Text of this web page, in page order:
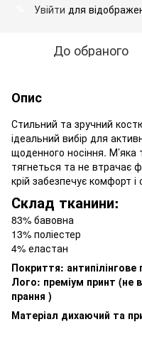
Увійти для
До обраного
Опис
Стильний та зручний
ідеальний вибір для
щоденного носіння. М’яка
тягнеться та не втрачає
крій забезпечує комфорт і
Склад тканини:
83% бавовна
13% поліестер
4% еластан
Покриття:
Лого: преміум принт (не
прання )
Матеріал дихаючий та